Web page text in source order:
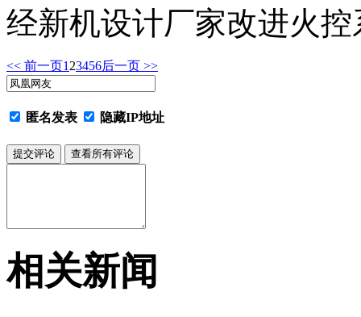
经新机设计厂家改进火
<< 前一页1 23456后一页 >>
匿名发表 隐藏IP地址
相关新闻